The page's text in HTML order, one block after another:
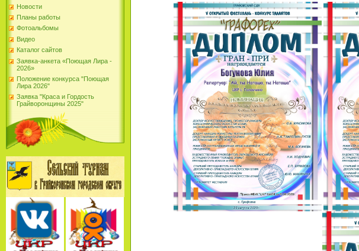
Новости
Планы работы
Фотоальбомы
Видео
Каталог сайтов
Заявка-анкета «Поющая Лира -
2026»
Положение конкурса "Поющая
Лира 2026"
Заявка "Краса и Гордость
Грайворонщины 2025"